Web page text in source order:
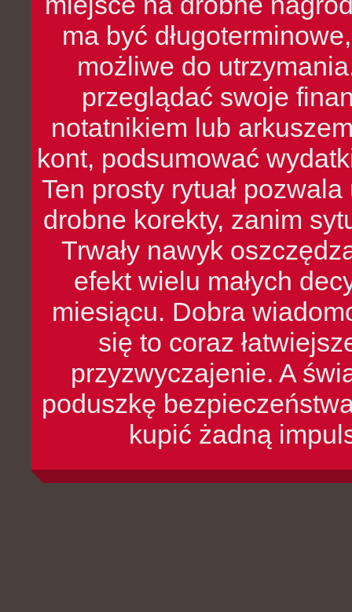
ma być
możliwe do
przeglądać swoje
notatnikiem lub
kont, podsumować
Ten prosty rytuał
drobne korekty, zanim
Trwały nawyk
efekt wielu małych
miesiącu. Dobra
się to coraz
przyzwyczajenie. A
poduszkę
kupić żadną